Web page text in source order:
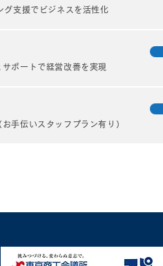
グ支援でビジネスを活性化
ポートで経営改善を実現
手伝いスタッフプラン有り）